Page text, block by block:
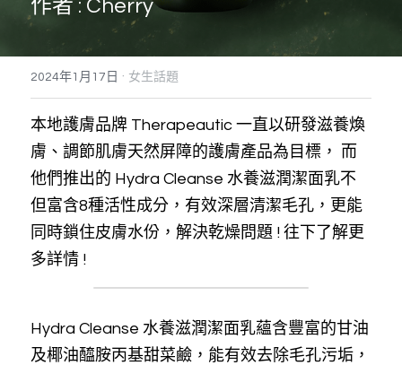
聯絡
搜索
作者 : Cherry
2024年1月17日 · 女生話題
本地護膚品牌 Therapeautic 一直以研發滋養煥
膚、調節肌膚天然屏障的護膚產品為目標， 而
他們推出的 Hydra Cleanse 水養滋潤潔面乳不
但富含8種活性成分，有效深層清潔毛孔，更能
同時鎖住皮膚水份，解決乾燥問題 ! 往下了解更
多詳情 !
Hydra Cleanse 水養滋潤潔面乳蘊含豐富的甘油
及椰油醯胺丙基甜菜鹼，能有效去除毛孔污垢，